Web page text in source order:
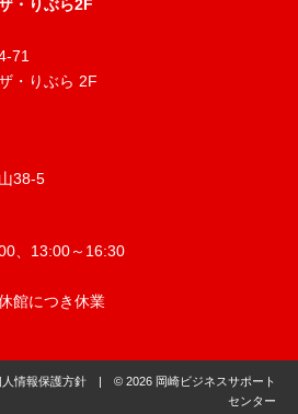
・りぶら2F
71
・りぶら 2F
38-5
、13:00～16:30
館につき休業
人情報保護方針 | © 2026 岡崎ビジネスサポート
センター